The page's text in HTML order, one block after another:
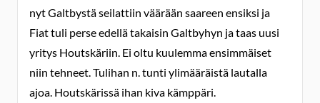
nyt Galtbystä seilattiin väärään saareen ensiksi ja
Fiat tuli perse edellä takaisin Galtbyhyn ja taas uusi
yritys Houtskäriin. Ei oltu kuulemma ensimmäiset
niin tehneet. Tulihan n. tunti ylimääräistä lautalla
ajoa. Houtskärissä ihan kiva kämppäri.